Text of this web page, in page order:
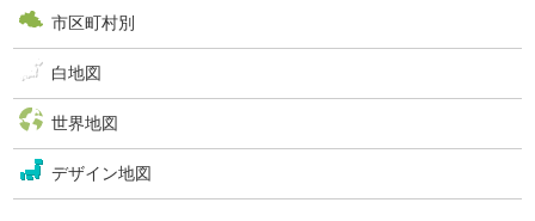
市区町村別
白地図
世界地図
デザイン地図